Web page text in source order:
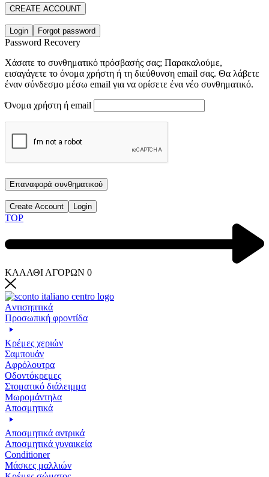
CREATE ACCOUNT
Login Forgot password
Password Recovery
Χάσατε το συνθηματικό πρόσβασής σας; Παρακαλούμε,
εισαγάγετε το όνομα χρήστη ή τη διεύθυνση email σας. Θα λάβετε
έναν σύνδεσμο μέσω email για να ορίσετε ένα νέο συνθηματικό.
Όνομα χρήστη ή email
Επαναφορά συνθηματικού
Create Account Login
TOP
ΚΑΛΑΘΙ ΑΓΟΡΩΝ 0
Aντισηπτικά
Προσωπική φροντίδα
Κρέμες χεριών
Σαμπουάν
Αφρόλουτρα
Οδοντόκρεμες
Στοματικό διάλειμμα
Μωρομάντηλα
Αποσμητικά
Αποσμητικά αντρικά
Αποσμητικά γυναικεία
Conditioner
Μάσκες μαλλιών